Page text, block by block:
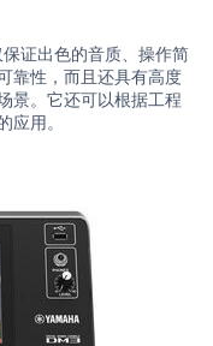
证出色的音质、操作简
靠性，而且还具有高度
景。它还可以根据工程
用。